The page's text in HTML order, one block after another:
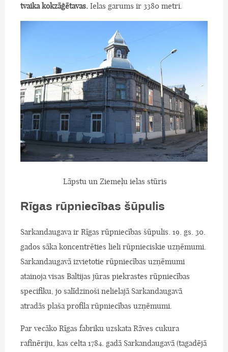
tvaika kokzāģētavas. Ielas garums ir 3380 metri.
Lāpstu un Ziemeļu ielas stūris
Rīgas rūpniecības šūpulis
Sarkandaugava ir Rīgas rūpniecības šūpulis. 19. gs. 30.
gados sāka koncentrēties lieli rūpnieciskie uzņēmumi.
Sarkandaugavā izvietotie rūpniecības uzņēmumi
atainoja visas Baltijas jūras piekrastes rūpniecības
specifiku, jo salīdzinoši nelielajā Sarkandaugavā
atradās plaša profila rūpniecības uzņēmumi.
Par vecāko Rīgas fabriku uzskata Rāves cukura
rafinēriju, kas celta 1784. gadā Sarkandaugavā (tagadējā